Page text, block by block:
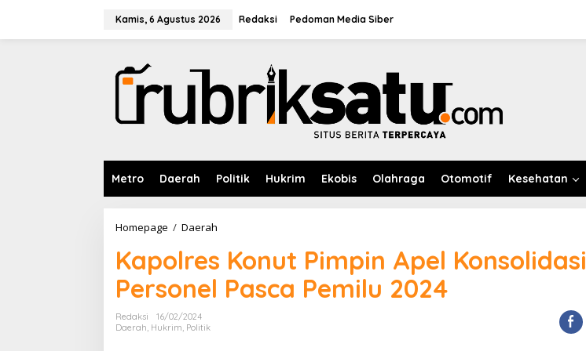
Kamis, 6 Agustus 2026 Redaksi Pedoman Media Siber
Metro Daerah Politik Hukrim Ekobis Olahraga Otomotif Kesehatan
Homepage / Daerah
p
o
Kapolres Konut Pimpin Apel Konsolidasi
Personel Pasca Pemilu 2024
Redaksi
16/02/2024
Daerah Hukrim Politik